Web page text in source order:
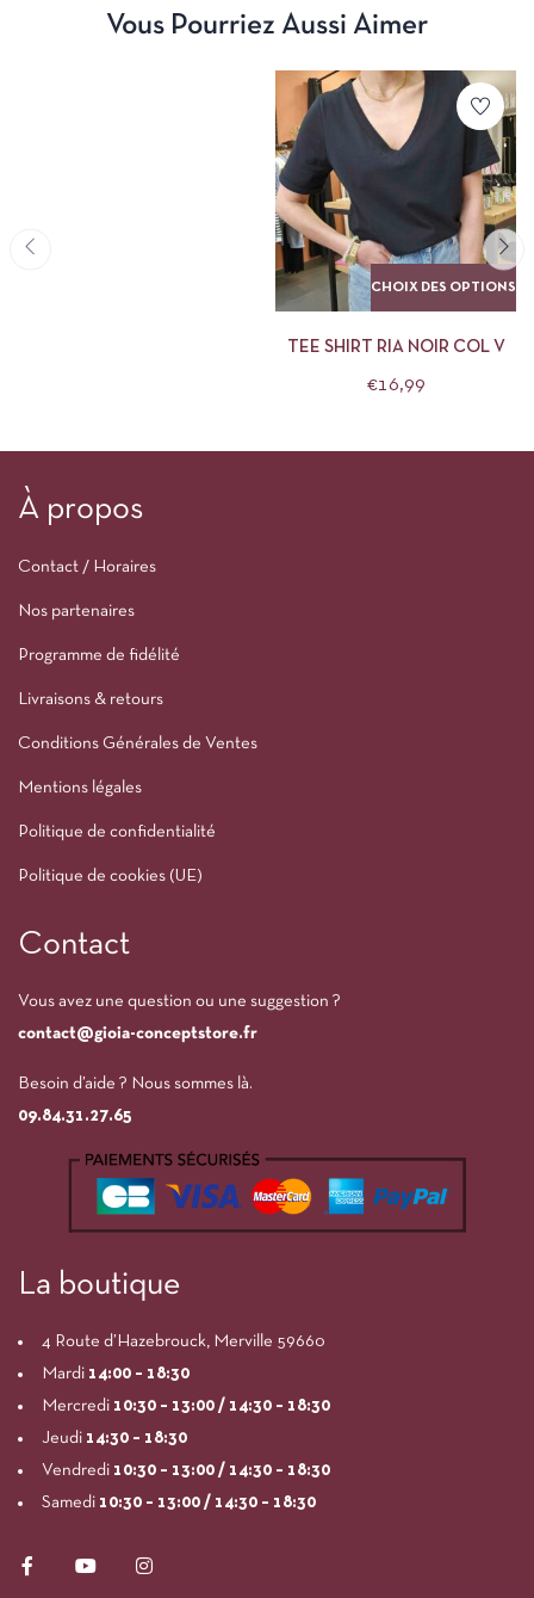
Vous Pourriez Aussi Aimer
CHOIX DES OPTIONS
TEE SHIRT RIA NOIR COL V
€16,99
À propos
Contact / Horaires
Nos partenaires
Programme de fidélité
Livraisons & retours
Conditions Générales de Ventes
Mentions légales
Politique de confidentialité
Politique de cookies (UE)
Contact
Vous avez une question ou une suggestion ?
contact@gioia-conceptstore.fr
Besoin d’aide ? Nous sommes là.
09.84.31.27.65
La boutique
4 Route d’Hazebrouck, Merville 59660
Mardi 14:00 – 18:30
Mercredi 10:30 – 13:00 / 14:30 – 18:30
Jeudi 14:30 – 18:30
Vendredi 10:30 – 13:00 / 14:30 – 18:30
Samedi 10:30 – 13:00 / 14:30 – 18:30